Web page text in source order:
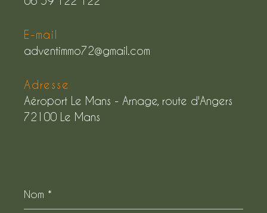
E-mail
adventimmo72@gmail.com
Adresse
Aéroport Le Mans - Arnage, route d'Angers
72100 Le Mans
*